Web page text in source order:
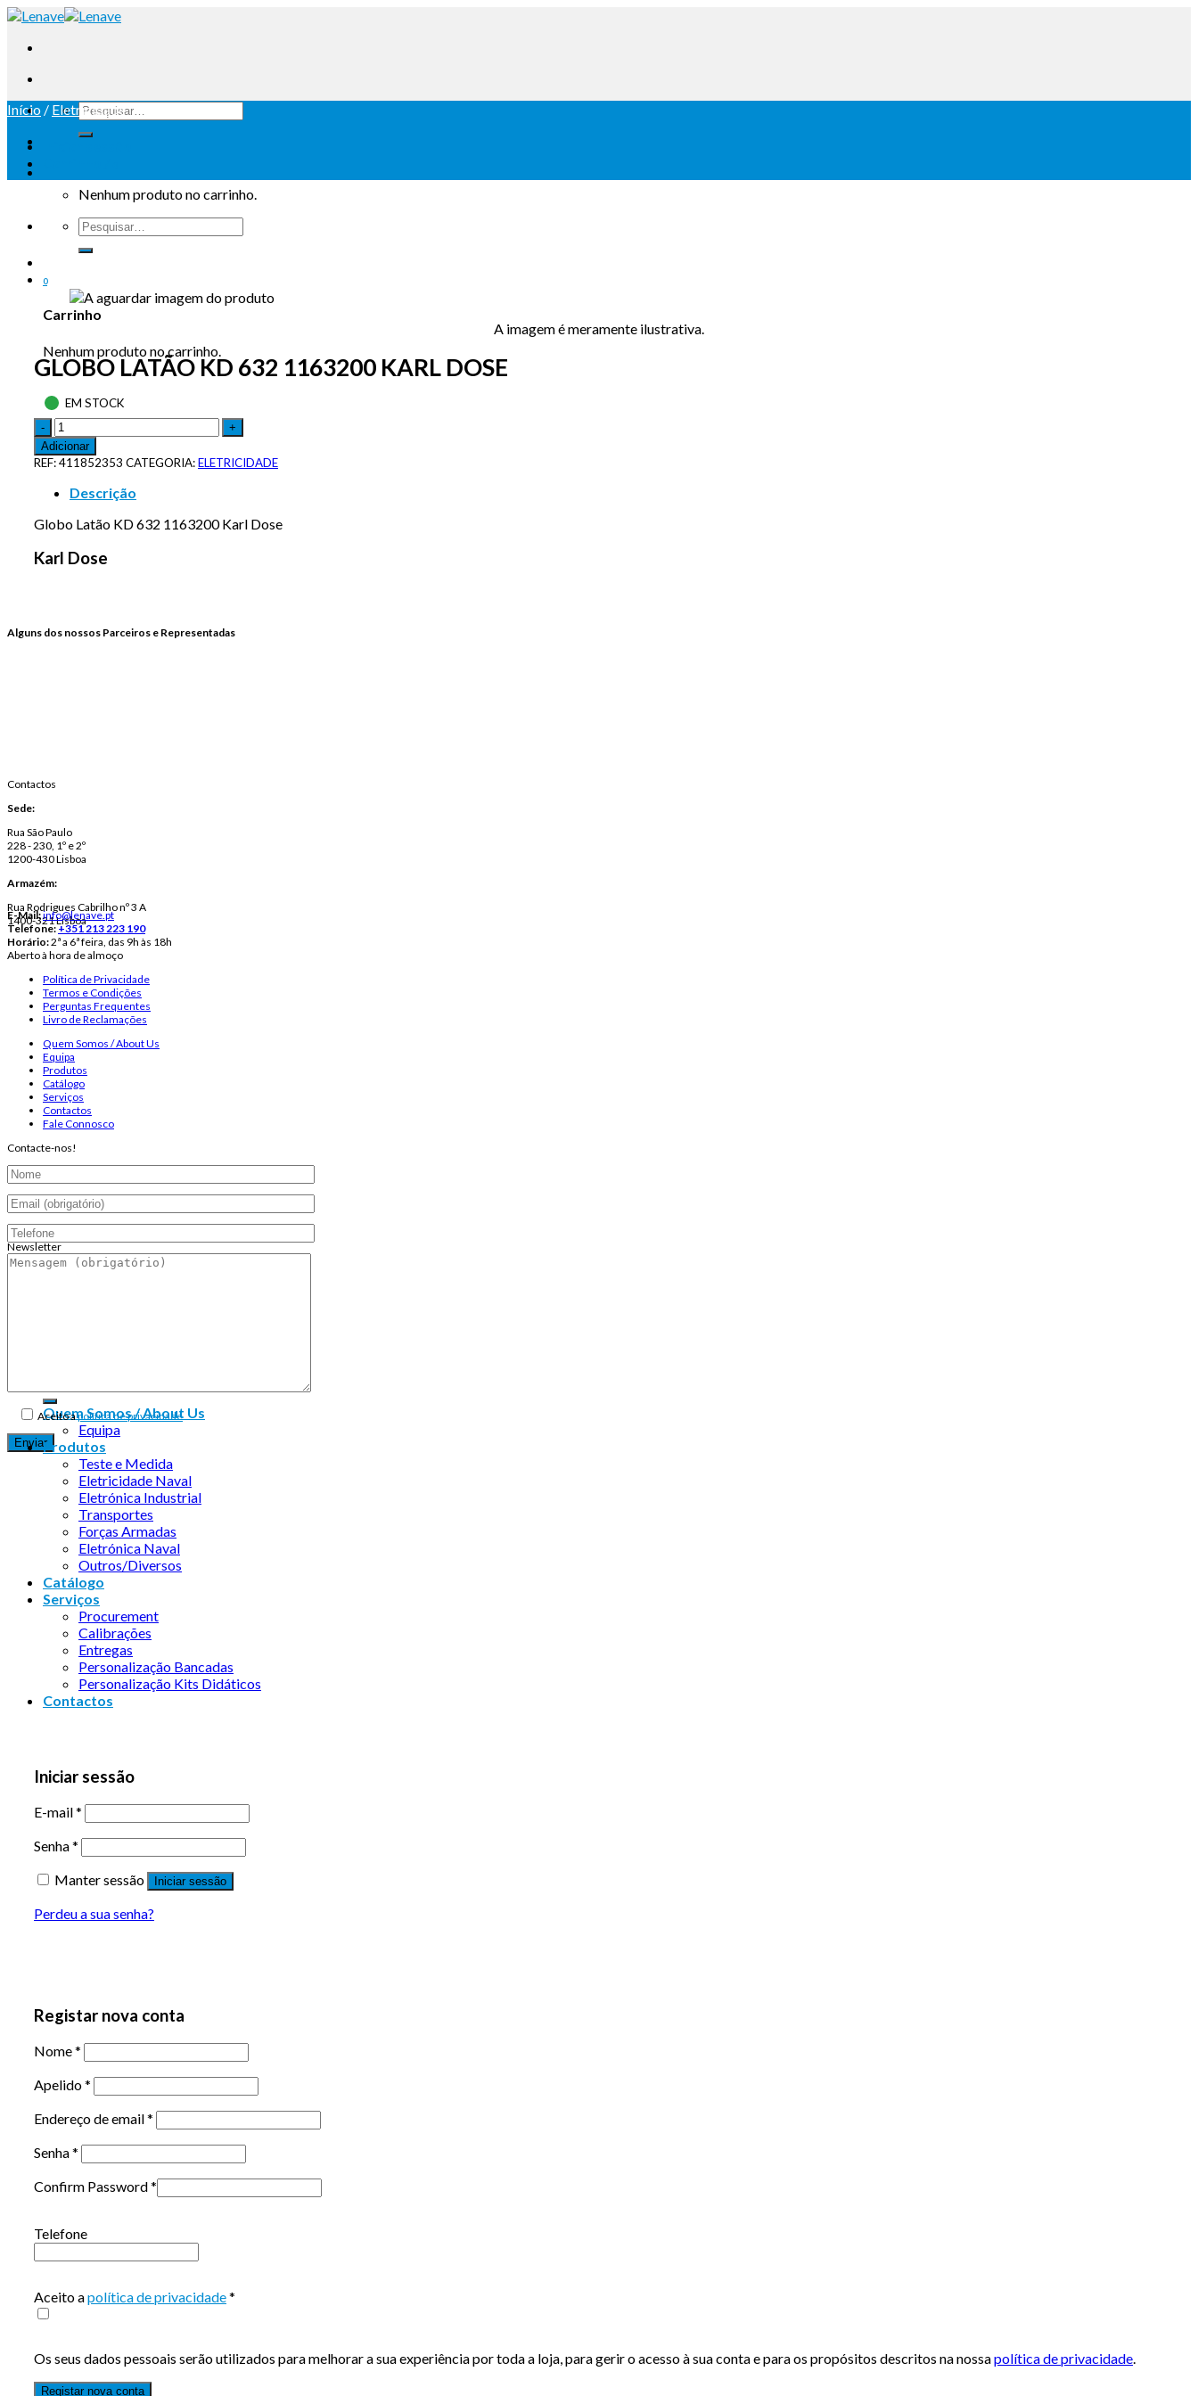
Nenhum produto no carrinho.
0
Carrinho
Nenhum produto no carrinho.
Início / Eletricidade
A imagem é meramente ilustrativa.
GLOBO LATÃO KD 632 1163200 KARL DOSE
EM STOCK
Adicionar
REF:411852353 CATEGORIA:ELETRICIDADE
Descrição
Globo Latão KD 632 1163200 Karl Dose
Karl Dose
Alguns dos nossos Parceiros e Representadas
Contactos
Sede:
Rua São Paulo
228 - 230, 1º e 2º
1200-430 Lisboa
Armazém:
Rua Rodrigues Cabrilho nº 3 A
1400-321 Lisboa
E-Mail:info@lenave.pt
Telefone:+351 213 223 190
Horário:2ª a 6ª feira, das 9h às 18h
Aberto à hora de almoço
Política de Privacidade
Termos e Condições
Perguntas Frequentes
Livro de Reclamações
Quem Somos / About Us
Equipa
Produtos
Catálogo
Serviços
Contactos
Fale Connosco
Contacte-nos!
Aceito apolítica de privacidade
Newsletter
Endereço de email:
Quem Somos / About Us
Equipa
Produtos
Teste e Medida
Eletricidade Naval
Eletrónica Industrial
Transportes
Forças Armadas
Eletrónica Naval
Outros/Diversos
Catálogo
Serviços
Procurement
Calibrações
Entregas
Personalização Bancadas
Personalização Kits Didáticos
Contactos
Iniciar sessão
E-mail*
Senha*
Manter sessão
Iniciar sessão
Perdeu a sua senha?
Registar nova conta
Nome*
Apelido*
Endereço de email*
Senha*
Confirm Password*
Telefone
Aceito apolítica de privacidade*
Os seus dados pessoais serão utilizados para melhorar a sua experiência por toda a loja, para gerir o acesso à sua conta e para os propósitos descritos na nossapolítica de privacidade.
Registar nova conta